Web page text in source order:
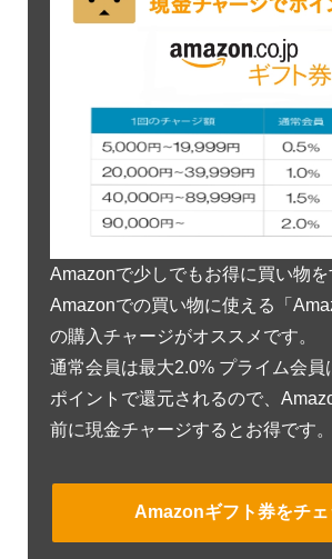
Amazonで少しでもお得に買い物を
Amazonでの買い物に使える「
の購入チャージがオススメです。
通常会員は最大2.0% プライム会員
ポイントで還元されるので、
前に現金チャージするとお得です。
Amazonギフト券をチェ